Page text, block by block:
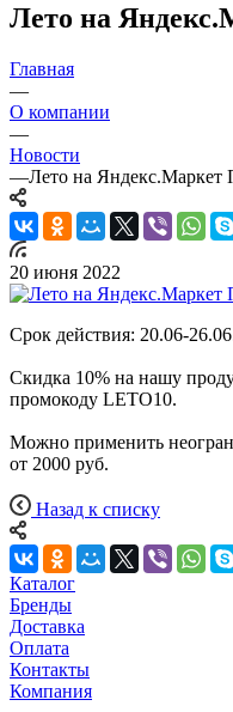
Лето на
Главная
—
О компании
—
Новости
—Лето на Яндекс.Маркет
20 июня 2022
Срок действия: 20.06-
Скидка 10% на нашу
промокоду LETO10.
Можно применить
от 2000 руб.
Назад к списку
Каталог
Бренды
Доставка
Оплата
Контакты
Компания